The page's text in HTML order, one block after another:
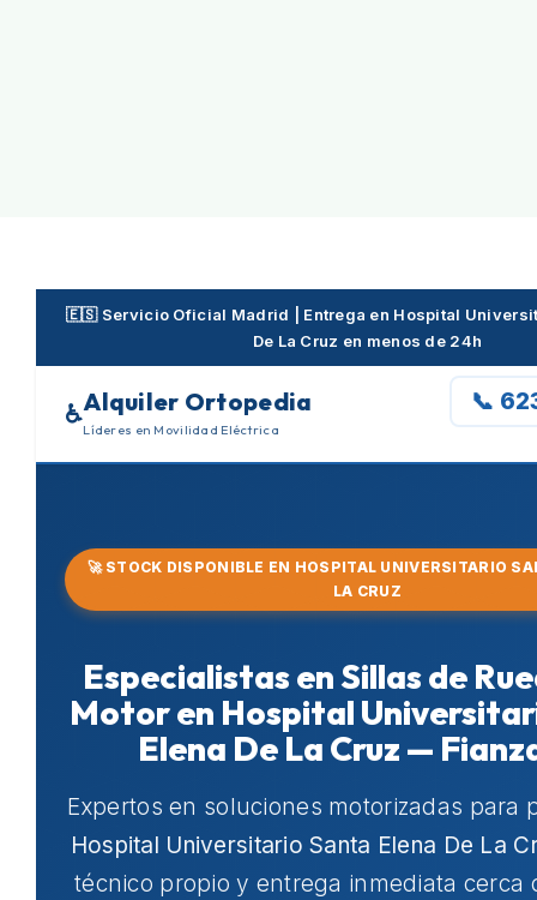
🇪🇸 Servicio Oficial Madrid | Entrega en Hospital
De La Cruz en menos de 24h
♿Alquiler Ortopedia
Líderes en Movilidad Eléctrica
📞
🚀 STOCK DISPONIBLE EN HOSPITAL UNIVERSITARIO
LA CRUZ
Especialistas en Sillas de
Motor en Hospital
Elena De La Cruz —
Expertos en soluciones motorizadas para
Hospital Universitario Santa Elena De La
técnico propio y entrega inmediata cerca